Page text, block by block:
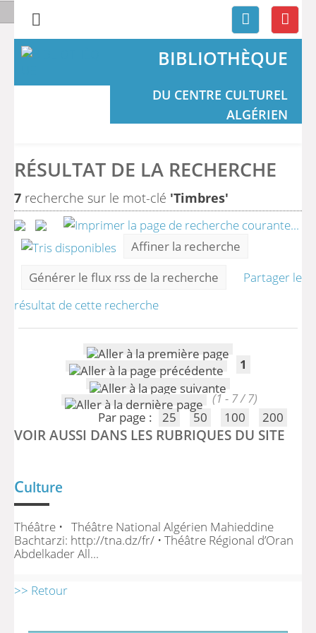
BIBLIOTHÈQUE
DU CENTRE CULTUREL
ALGÉRIEN
RÉSULTAT DE LA RECHERCHE
7 recherche sur le mot-clé 'Timbres'
Affiner la recherche
Générer le flux rss de la recherche
Partager le
résultat de cette recherche
1
(1 - 7 / 7)
Par page :
25 50 100 200
VOIR AUSSI DANS LES RUBRIQUES DU SITE
Culture
Théâtre • Théâtre National Algérien Mahieddine
Bachtarzi: http://tna.dz/fr/ • Théâtre Régional d’Oran
Abdelkader All...
>> Retour